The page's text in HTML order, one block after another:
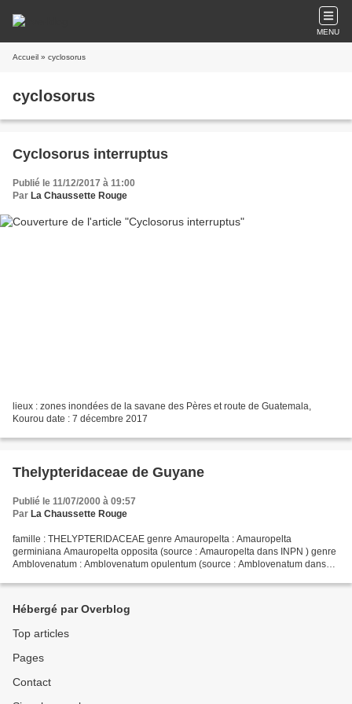
MENU
Accueil » cyclosorus
cyclosorus
Cyclosorus interruptus
Publié le 11/12/2017 à 11:00
Par La Chaussette Rouge
lieux : zones inondées de la savane des Pères et route de Guatemala,
Kourou date : 7 décembre 2017
Thelypteridaceae de Guyane
Publié le 11/07/2000 à 09:57
Par La Chaussette Rouge
famille : THELYPTERIDACEAE genre Amauropelta : Amauropelta
germiniana Amauropelta opposita (source : Amauropelta dans INPN ) genre
Amblovenatum : Amblovenatum opulentum (source : Amblovenatum dans
Hébergé par Overblog
Top articles
Pages
Contact